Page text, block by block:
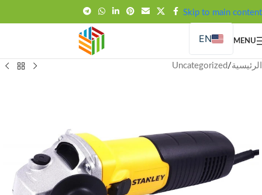
Skip to main content
FREE SHIPPING OVER 99SAR
MENU
EN
الرئيسية/
Uncategorized